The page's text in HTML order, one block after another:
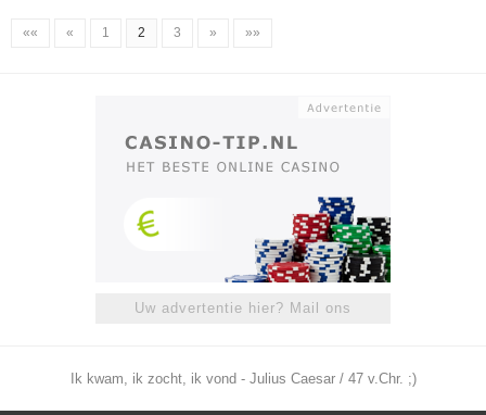
«« « 1 2 3 » »»
Uw advertentie hier? Mail ons
Ik kwam, ik zocht, ik vond - Julius Caesar / 47 v.Chr. ;)